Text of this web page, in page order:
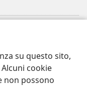
su questo sito,
cookie
non possono